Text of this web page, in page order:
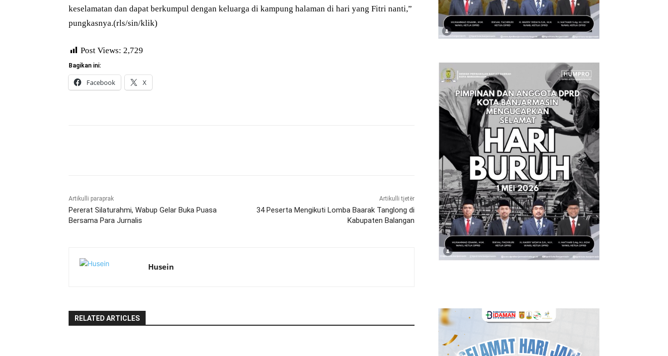
keselamatan dan dapat berkumpul dengan keluarga di kampung halaman di hari yang Fitri nanti,”
pungkasnya.(rls/sin/klik)
Post Views: 2,729
Bagikan ini:
Facebook X
Artikulli paraprak
Pererat Silaturahmi, Wabup Gelar Buka Puasa
Bersama Para Jurnalis
Artikulli tjetër
34 Peserta Mengikuti Lomba Baarak Tanglong di
Kabupaten Balangan
Husein
RELATED ARTICLES